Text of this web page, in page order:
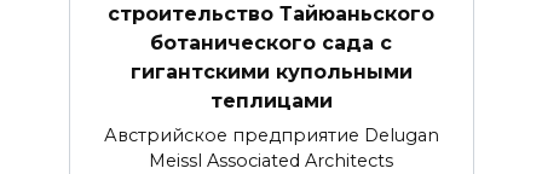
строительство Тайюаньского
ботанического сада с
гигантскими купольными
теплицами
Австрийское предприятие Delugan
Meissl Associated Architects